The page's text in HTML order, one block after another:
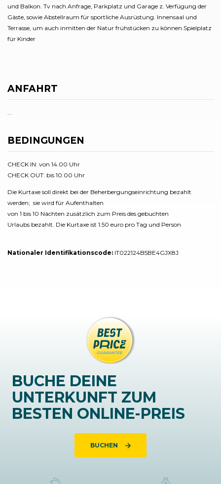
und Balkon. Tv nach Anfrage, Parkplatz und Garage z. Verfügung der
Gäste, sowie Abstellraum für sportliche Ausrüstung. Innensaal und
Terrasse, um auch inmitten der Natur frühstücken zu können.Spielplatz
für Kinder
ANFAHRT
BEDINGUNGEN
CHECK IN: von 14.00 Uhr
CHECK OUT: bis 10.00 Uhr
Die Kurtaxe soll direkt bei der Beherbergungseinrichtung bezahlt
werden; sie wird für Aufenthalten
von 1 bis 10 Nächten zusätzlich zum Preis des gebuchten
Urlaubs bezahlt. Die Kurtaxe ist 1.50 euro pro Tag und Person
Nationaler Identifikationscode: IT022124B5BE4GJX8J
BUCHE DEINE
UNTERKUNFT ZUM
BESTEN ONLINE-PREIS
BUCHEN